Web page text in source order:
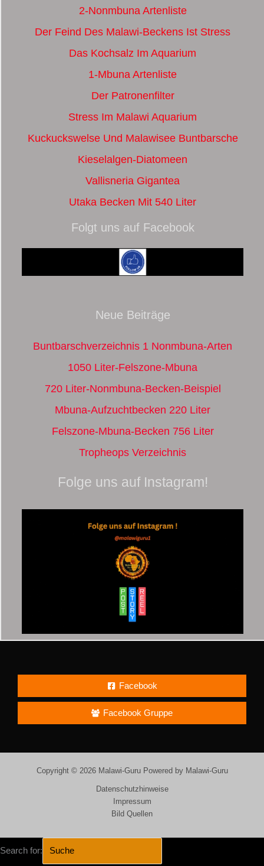
2-Nonmbuna Artenliste
Der Feind Des Malawi-Beckens Ist Stress
Das Kochsalz Im Aquarium
1-Mbuna Artenliste
Der Patronenfilter
Stress Im Malawi Aquarium
Kuckuckswelse Und Malawisee Buntbarsche
Kieselalgen-Diatomeen
Vallisneria Gigantea
Utaka Becken Mit 540 Liter
Folgt uns auf Facebook
Neue Beiträge
Buntbarschverzeichnis 1 Nonmbuna-Arten
1050 Liter-Felszone-Mbuna
720 Liter-Nonmbuna-Becken-Beispiel
Mbuna-Aufzuchtbecken 220 Liter
Felszone-Mbuna-Becken 756 Liter
Tropheops Verzeichnis
Folge uns auf Instagram!
Facebook
Facebook Gruppe
Copyright © 2026 Malawi-Guru Powered by Malawi-Guru
Datenschutzhinweise
Impressum
Bild Quellen
Search for: